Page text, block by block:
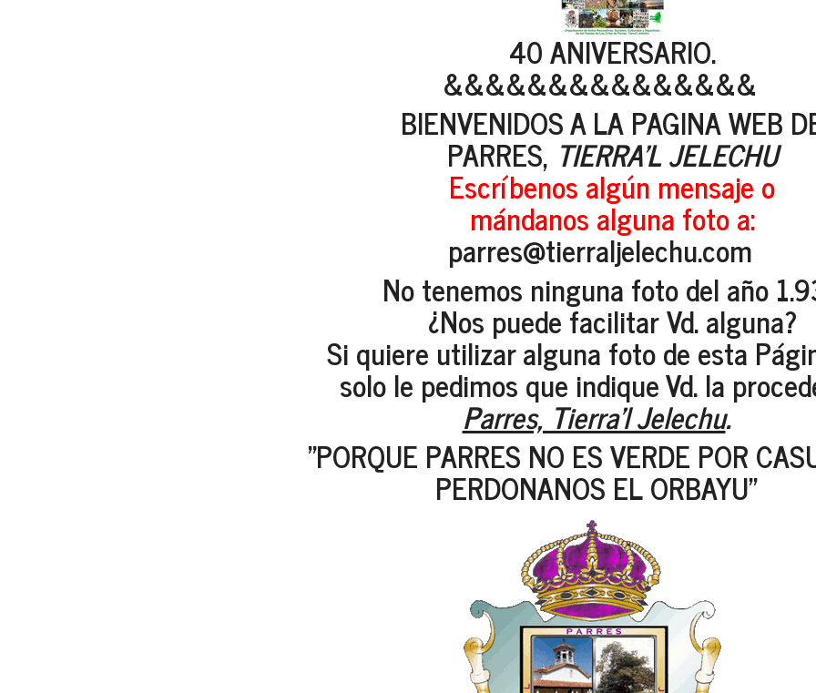
40 ANIVERSARIO.
&&&&&&&&&&&&&&&
BIENVENIDOS A LA PAGINA WEB
PARRES, TIERRA'L JELECHU
Escríbenos algún mensaje o
mándanos alguna foto a:
parres@tierraljelechu.com
No tenemos ninguna foto del año
¿Nos puede facilitar Vd. alguna?
Si quiere utilizar alguna foto de esta
solo le pedimos que indique Vd. la
Parres, Tierra'l Jelechu.
"PORQUE PARRES NO ES VERDE POR
PERDONANOS EL ORBAYU"